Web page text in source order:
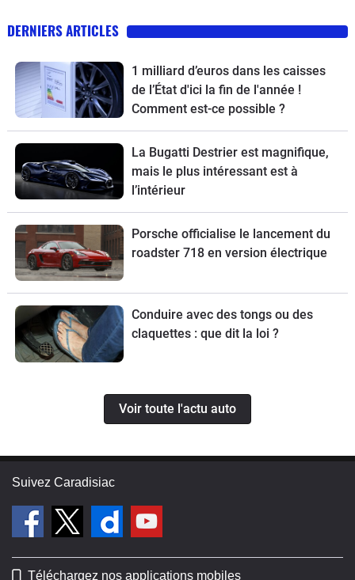
DERNIERS ARTICLES
1 milliard d’euros dans les caisses
de l’État d'ici la fin de l'année !
Comment est-ce possible ?
La Bugatti Destrier est magnifique,
mais le plus intéressant est à
l’intérieur
Porsche officialise le lancement du
roadster 718 en version électrique
Conduire avec des tongs ou des
claquettes : que dit la loi ?
Voir toute l'actu auto
Suivez Caradisiac
Téléchargez nos applications mobiles